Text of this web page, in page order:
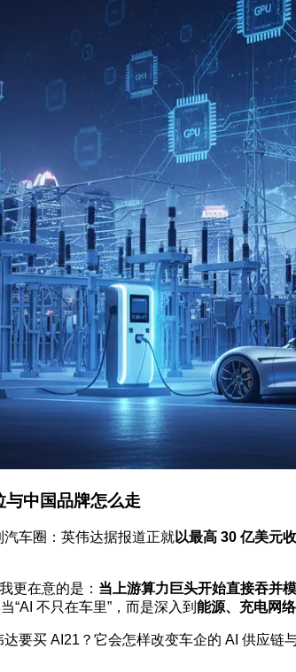
中国品牌怎么走
汽车圈：英伟达据报道正就以最高 30 亿美元
更在意的是： 当上游算力巨头开始直接吞并
不只在车里”，而是深入到 能源、充电网
要买 AI21？它会怎样改变车企的 AI 供应